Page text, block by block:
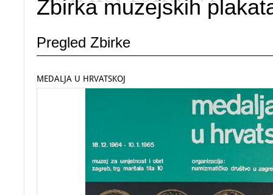
Zbirka muzejskih
Pregled Zbirke
MEDALJA U HRVATSKOJ